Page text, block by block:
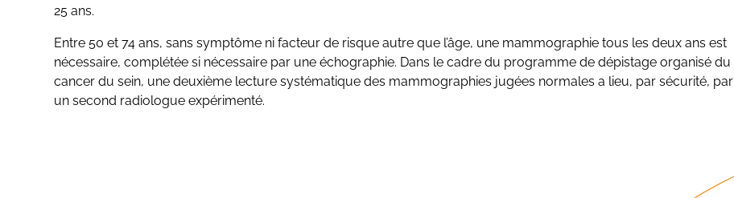
25 ans.
Entre 50 et 74 ans, sans symptôme ni facteur de risque autre que l’âge, une mammographie tous les deux ans est
nécessaire, complétée si nécessaire par une échographie. Dans le cadre du programme de dépistage organisé du
cancer du sein, une deuxième lecture systématique des mammographies jugées normales a lieu, par sécurité, par
un second radiologue expérimenté.